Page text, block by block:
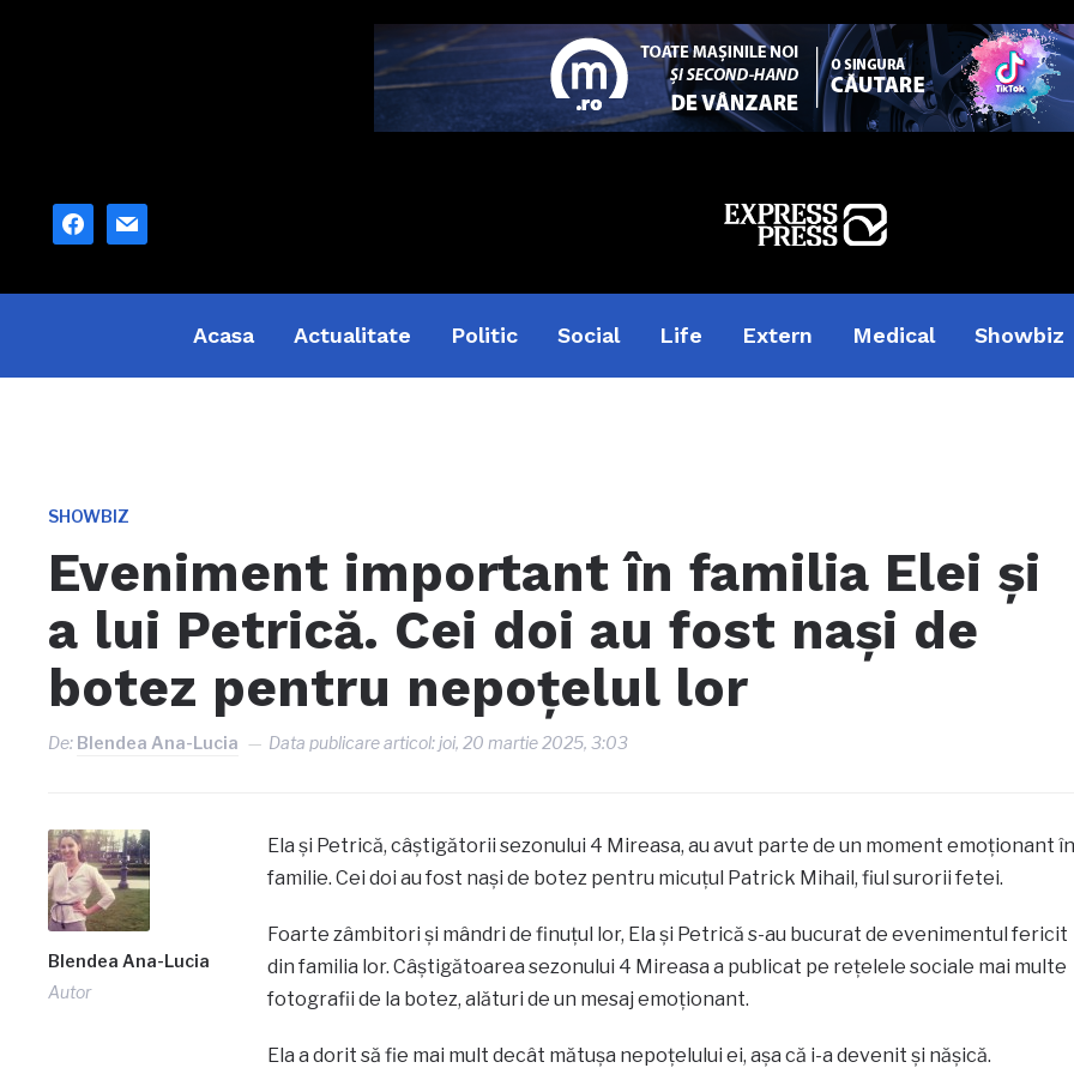
facebook
mail
Acasa Actualitate Politic Social Life Extern Medical Showbiz
SHOWBIZ
Eveniment important în familia Elei și
a lui Petrică. Cei doi au fost nași de
botez pentru nepoțelul lor
De: Blendea Ana-Lucia Data publicare articol:joi, 20 martie 2025, 3:03
Blendea Ana-Lucia
Autor
Ela și Petrică, câștigătorii sezonului 4 Mireasa, au avut parte de un moment emoționant în
familie. Cei doi au fost nași de botez pentru micuțul Patrick Mihail, fiul surorii fetei.
Foarte zâmbitori și mândri de finuțul lor, Ela și Petrică s-au bucurat de evenimentul fericit
din familia lor. Câștigătoarea sezonului 4 Mireasa a publicat pe rețelele sociale mai multe
fotografii de la botez, alături de un mesaj emoționant.
Ela a dorit să fie mai mult decât mătușa nepoțelului ei, așa că i-a devenit și nășică.